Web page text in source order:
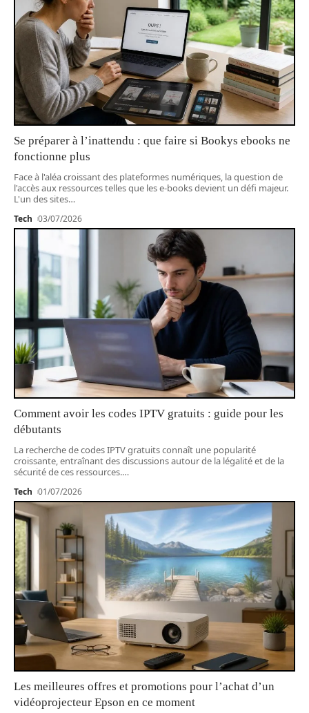
Se préparer à l’inattendu : que faire si Bookys ebooks ne
fonctionne plus
Face à l'aléa croissant des plateformes numériques, la question de
l'accès aux ressources telles que les e-books devient un défi majeur.
L'un des sites…
Tech 03/07/2026
Comment avoir les codes IPTV gratuits : guide pour les
débutants
La recherche de codes IPTV gratuits connaît une popularité
croissante, entraînant des discussions autour de la légalité et de la
sécurité de ces ressources.…
Tech 01/07/2026
Les meilleures offres et promotions pour l’achat d’un
vidéoprojecteur Epson en ce moment